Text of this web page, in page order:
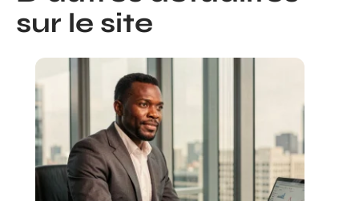
sur le site